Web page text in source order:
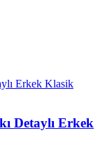
Detaylı Erkek